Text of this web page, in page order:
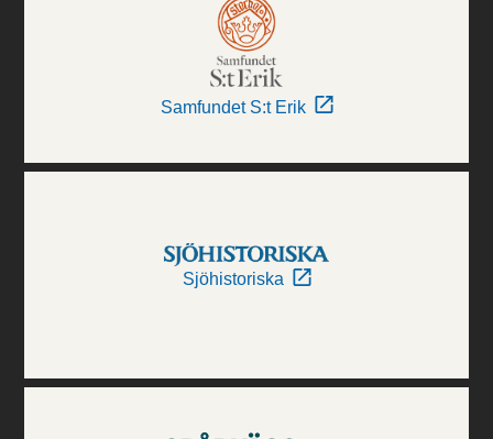
Samfundet S:t Erik
Sjöhistoriska